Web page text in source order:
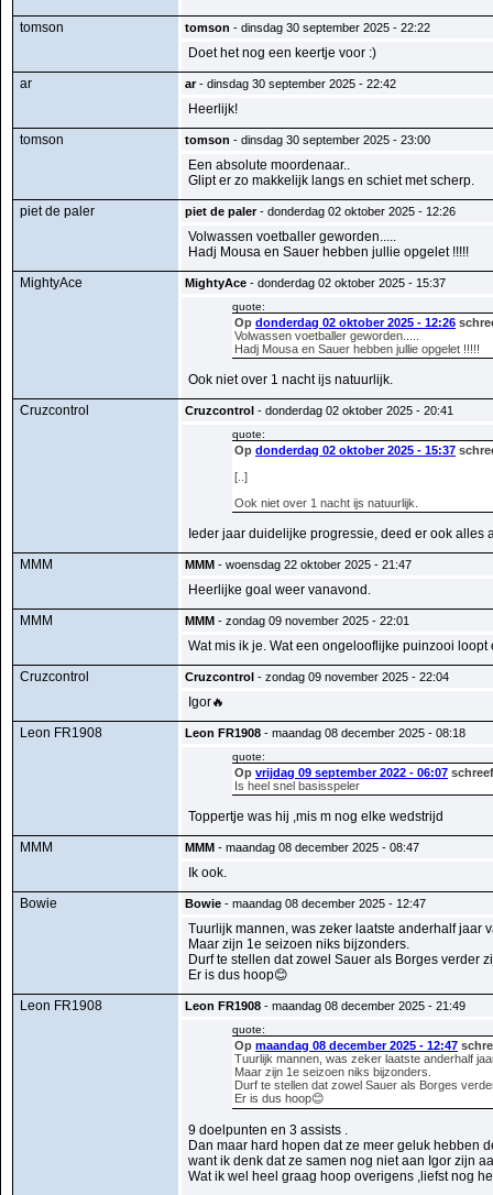
tomson tomson - dinsdag 30 september 2025 - 22:22
Doet het nog een keertje voor :)
ar
ar- dinsdag 30 september 2025 - 22:42
Heerlijk!
tomson
tomson - dinsdag 30 september 2025 - 23:00
Een absolute moordenaar..
Glipt er zo makkelijk langs en schiet met scherp.
piet de paler
piet de paler- donderdag 02 oktober 2025 - 12:26
Volwassen voetballer geworden.....
Hadj Mousa en Sauer hebben jullie opgelet !!!!!
MightyAce
MightyAce - donderdag 02 oktober 2025 - 15:37
quote:
Op donderdag 02 oktober 2025 - 12:26
Volwassen voetballer geworden.....
Hadj Mousa en Sauer hebben jullie opgelet !!!!!
Ook niet over 1 nacht ijs natuurlijk.
Cruzcontrol
Cruzcontrol - donderdag 02 oktober 2025 - 20:41
quote:
Op donderdag 02 oktober 2025 - 15:37
[..]
Ook niet over 1 nacht ijs natuurlijk.
Ieder jaar duidelijke progressie, deed er ook alles
MMM
MMM - woensdag 22 oktober 2025 - 21:47
Heerlijke goal weer vanavond.
MMM
MMM - zondag 09 november 2025 - 22:01
Wat mis ik je. Wat een ongelooflijke puinzooi loopt
Cruzcontrol
Cruzcontrol - zondag 09 november 2025 - 22:04
Igor🔥
Leon FR1908
Leon FR1908 - maandag 08 december 2025 - 08:18
quote:
Op vrijdag 09 september 2022 - 06:07
Is heel snel basisspeler
Toppertje was hij ,mis m nog elke wedstrijd
MMM
MMM - maandag 08 december 2025 - 08:47
Ik ook.
Bowie
Bowie - maandag 08 december 2025 - 12:47
Tuurlijk mannen, was zeker laatste anderhalf jaar
Maar zijn 1e seizoen niks bijzonders.
Durf te stellen dat zowel Sauer als Borges verder
Er is dus hoop😊
Leon FR1908
Leon FR1908 - maandag 08 december 2025 - 21:49
quote:
Op maandag 08 december 2025 - 12:47
Tuurlijk mannen, was zeker laatste anderhalf
Maar zijn 1e seizoen niks bijzonders.
Durf te stellen dat zowel Sauer als Borges
Er is dus hoop😊
9 doelpunten en 3 assists .
Dan maar hard hopen dat ze meer geluk hebben
want ik denk dat ze samen nog niet aan Igor zijn
Wat ik wel heel graag hoop overigens ,liefst nog